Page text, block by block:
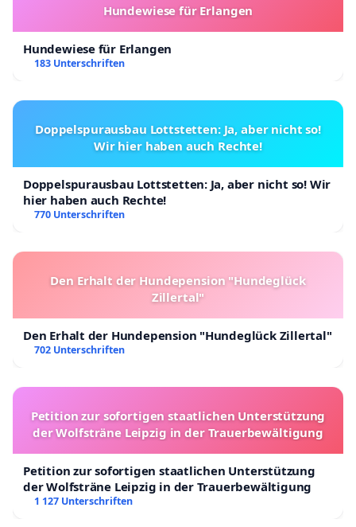
Hundewiese für Erlangen
Hundewiese für Erlangen
183 Unterschriften
Doppelspurausbau Lottstetten: Ja, aber nicht so!
Wir hier haben auch Rechte!
Doppelspurausbau Lottstetten: Ja, aber nicht so! Wir
hier haben auch Rechte!
770 Unterschriften
Den Erhalt der Hundepension "Hundeglück
Zillertal"
Den Erhalt der Hundepension "Hundeglück Zillertal"
702 Unterschriften
Petition zur sofortigen staatlichen Unterstützung
der Wolfsträne Leipzig in der Trauerbewältigung
Petition zur sofortigen staatlichen Unterstützung
der Wolfsträne Leipzig in der Trauerbewältigung
1 127 Unterschriften